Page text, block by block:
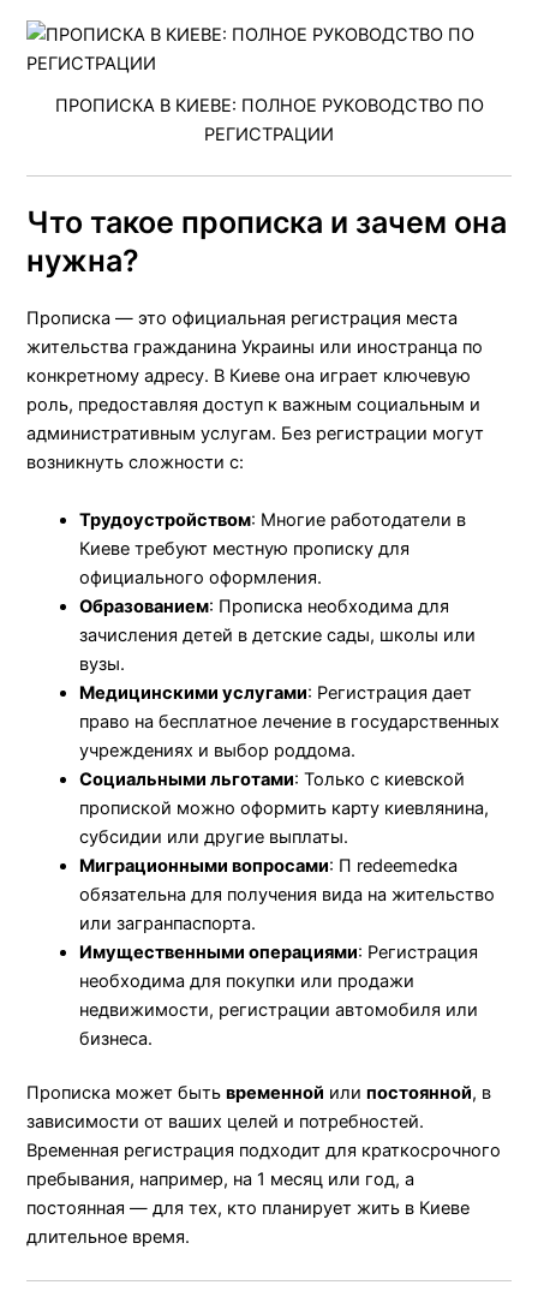
ПРОПИСКА В КИЕВЕ: ПОЛНОЕ РУКОВОДСТВО ПО
РЕГИСТРАЦИИ
Что такое прописка и зачем она
нужна?
Прописка — это официальная регистрация места
жительства гражданина Украины или иностранца по
конкретному адресу. В Киеве она играет ключевую
роль, предоставляя доступ к важным социальным и
административным услугам. Без регистрации могут
возникнуть сложности с:
Трудоустройством: Многие работодатели в
Киеве требуют местную прописку для
официального оформления.
Образованием: Прописка необходима для
зачисления детей в детские сады, школы или
вузы.
Медицинскими услугами: Регистрация дает
право на бесплатное лечение в государственных
учреждениях и выбор роддома.
Социальными льготами: Только с киевской
пропиской можно оформить карту киевлянина,
субсидии или другие выплаты.
Миграционными вопросами: П redeemedка
обязательна для получения вида на жительство
или загранпаспорта.
Имущественными операциями: Регистрация
необходима для покупки или продажи
недвижимости, регистрации автомобиля или
бизнеса.
Прописка может бытьвременной илипостоянной, в
зависимости от ваших целей и потребностей.
Временная регистрация подходит для краткосрочного
пребывания, например, на 1 месяц или год, а
постоянная — для тех, кто планирует жить в Киеве
длительное время.